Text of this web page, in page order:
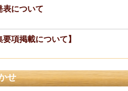
について
項掲載について】
ーラムの案内について】
せ